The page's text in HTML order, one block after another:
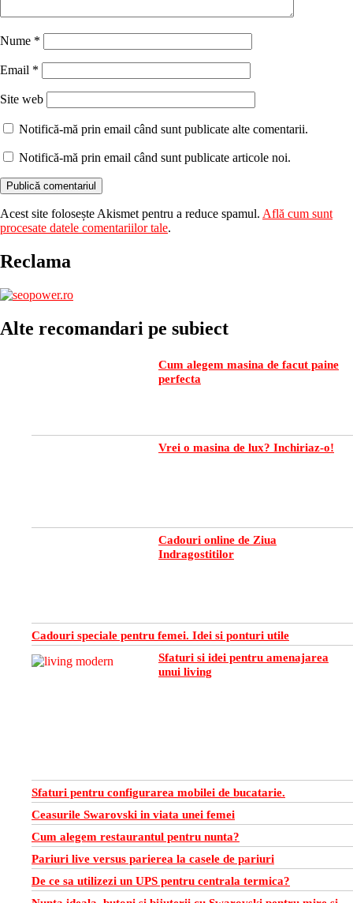
Nume *
Email *
Site web
Notifică-mă prin email când sunt publicate alte comentarii.
Notifică-mă prin email când sunt publicate articole noi.
Acest site folosește Akismet pentru a reduce spamul. Află cum sunt
procesate datele comentariilor tale.
Reclama
Alte recomandari pe subiect
Cum alegem masina de facut paine
perfecta
Vrei o masina de lux? Inchiriaz-o!
Cadouri online de Ziua
Indragostitilor
Cadouri speciale pentru femei. Idei si ponturi utile
Sfaturi si idei pentru amenajarea
unui living
Sfaturi pentru configurarea mobilei de bucatarie.
Ceasurile Swarovski in viata unei femei
Cum alegem restaurantul pentru nunta?
Pariuri live versus parierea la casele de pariuri
De ce sa utilizezi un UPS pentru centrala termica?